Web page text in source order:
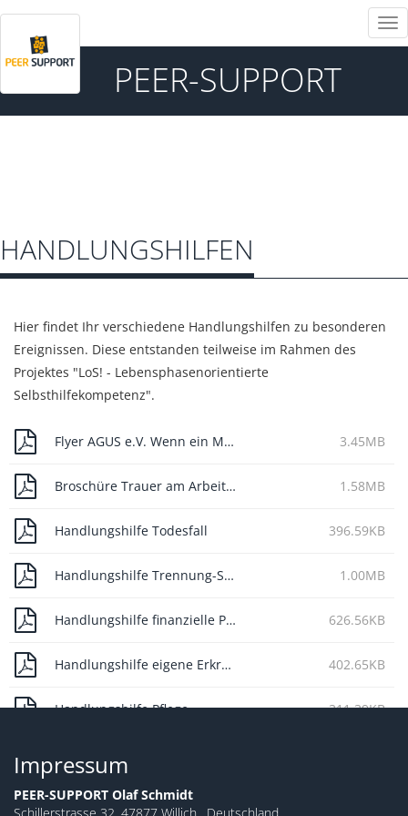
PEER-SUPPORT
HANDLUNGSHILFEN
Hier findet Ihr verschiedene Handlungshilfen zu besonderen
Ereignissen. Diese entstanden teilweise im Rahmen des
Projektes "LoS! - Lebensphasenorientierte
Selbsthilfekompetenz".
Flyer AGUS e.V. Wenn ein Mensch sich getötet hat! 3.45MB
Broschüre Trauer am Arbeitsplatz 1.58MB
Handlungshilfe Todesfall 396.59KB
Handlungshilfe Trennung-Scheidung 1.00MB
Handlungshilfe finanzielle Probleme 626.56KB
Handlungshilfe eigene Erkrankung 402.65KB
Handlungshilfe Pflege 311.39KB
Impressum
PEER-SUPPORT Olaf Schmidt